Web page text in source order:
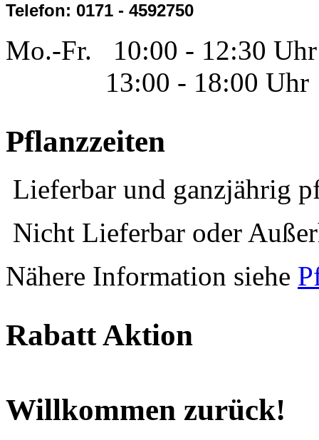
Telefon: 0171 - 4592750
Mo.-Fr. 10:00 - 12:30 Uhr
13:00 - 18:00 Uhr
Pflanzzeiten
Lieferbar und ganzjährig
Nicht Lieferbar oder
Nähere Information siehe
Rabatt Aktion
Willkommen zurück!